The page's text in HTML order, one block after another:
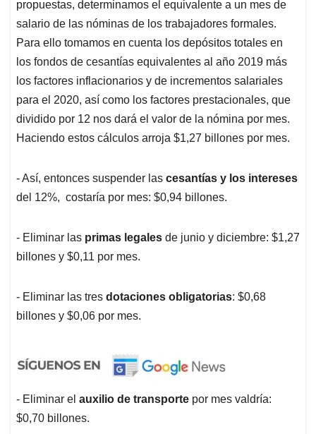
propuestas, determinamos el equivalente a un mes de
salario de las nóminas de los trabajadores formales.
Para ello tomamos en cuenta los depósitos totales en
los fondos de cesantías equivalentes al año 2019 más
los factores inflacionarios y de incrementos salariales
para el 2020, así como los factores prestacionales, que
dividido por 12 nos dará el valor de la nómina por mes.
Haciendo estos cálculos arroja $1,27 billones por mes.
- Así, entonces suspender las cesantías y los intereses
del 12%, costaría por mes: $0,94 billones.
- Eliminar las primas legales de junio y diciembre: $1,27
billones y $0,11 por mes.
- Eliminar las tres dotaciones obligatorias: $0,68
billones y $0,06 por mes.
- Eliminar el auxilio de transporte por mes valdría:
$0,70 billones.